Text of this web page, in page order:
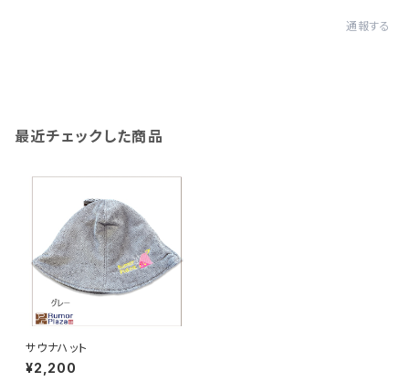
通報する
最近チェックした商品
サウナハット
¥2,200